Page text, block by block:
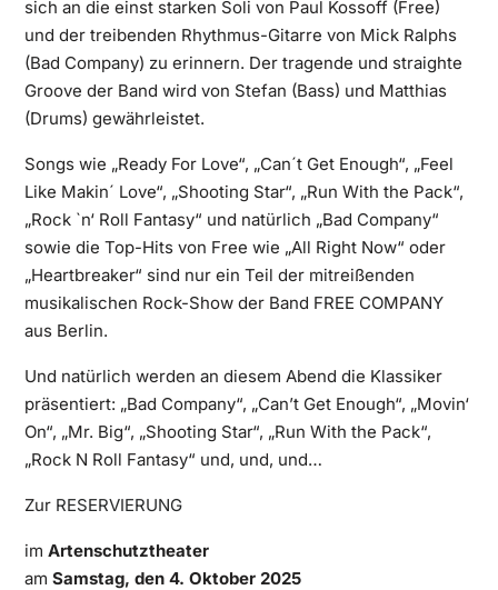
sich an die einst starken Soli von Paul Kossoff (Free)
und der treibenden Rhythmus-Gitarre von Mick Ralphs
(Bad Company) zu erinnern. Der tragende und straighte
Groove der Band wird von Stefan (Bass) und Matthias
(Drums) gewährleistet.
Songs wie „Ready For Love“, „Can´t Get Enough“, „Feel
Like Makin´ Love“, „Shooting Star“, „Run With the Pack“,
„Rock `n‘ Roll Fantasy“ und natürlich „Bad Company“
sowie die Top-Hits von Free wie „All Right Now“ oder
„Heartbreaker“ sind nur ein Teil der mitreißenden
musikalischen Rock-Show der Band FREE COMPANY
aus Berlin.
Und natürlich werden an diesem Abend die Klassiker
präsentiert: „Bad Company“, „Can’t Get Enough“, „Movin‘
On“, „Mr. Big“, „Shooting Star“, „Run With the Pack“,
„Rock N Roll Fantasy“ und, und, und…
Zur RESERVIERUNG
im Artenschutztheater
am Samstag, den 4. Oktober 2025